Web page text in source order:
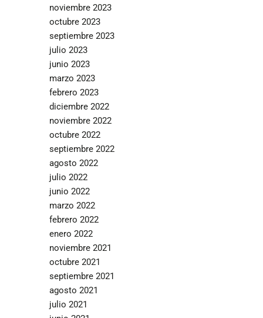
noviembre 2023
octubre 2023
septiembre 2023
julio 2023
junio 2023
marzo 2023
febrero 2023
diciembre 2022
noviembre 2022
octubre 2022
septiembre 2022
agosto 2022
julio 2022
junio 2022
marzo 2022
febrero 2022
enero 2022
noviembre 2021
octubre 2021
septiembre 2021
agosto 2021
julio 2021